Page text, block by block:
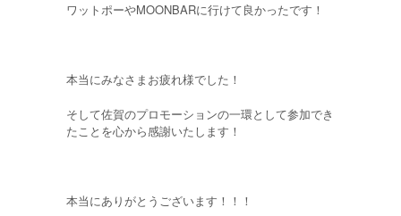
ワットポーやMOONBARに行けて良かったです！
本当にみなさまお疲れ様でした！
そして佐賀のプロモーションの一環として参加でき
たことを心から感謝いたします！
本当にありがとうございます！！！